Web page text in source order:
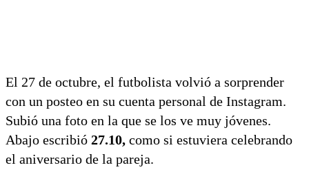
El 27 de octubre, el futbolista volvió a sorprender
con un posteo en su cuenta personal de Instagram.
Subió una foto en la que se los ve muy jóvenes.
Abajo escribió 27.10, como si estuviera celebrando
el aniversario de la pareja.